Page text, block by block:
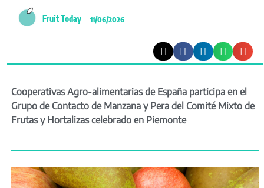
Fruit Today 11/06/2026
Cooperativas Agro-alimentarias de España participa en el
Grupo de Contacto de Manzana y Pera del Comité Mixto de
Frutas y Hortalizas celebrado en Piemonte